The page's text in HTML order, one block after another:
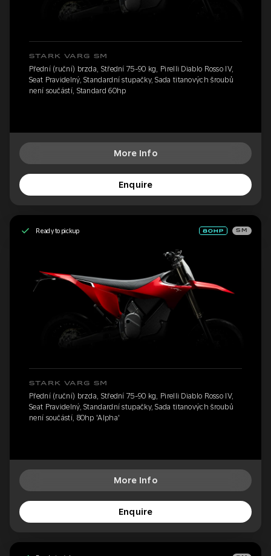
STARK VARG SM
Přední (ruční) brzda, Střední 75-90 kg, Pirelli Diablo Rosso IV,
Seat Pravidelný, Standardní stupačky, Sada titanových šroubů
není součástí, Standard 60hp
More Info
Enquire
Ready to pickup SM
STARK VARG SM
Přední (ruční) brzda, Střední 75-90 kg, Pirelli Diablo Rosso IV,
Seat Pravidelný, Standardní stupačky, Sada titanových šroubů
není součástí, 80hp 'Alpha'
More Info
Enquire